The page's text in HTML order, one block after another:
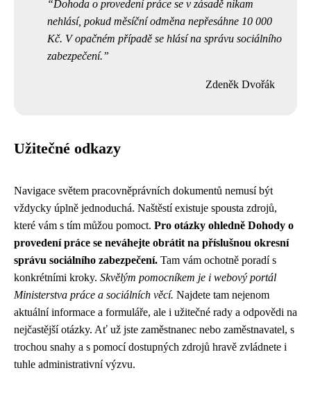
Dohoda o provedení práce se v zásadě nikam
nehlásí, pokud měsíční odměna nepřesáhne 10 000
Kč. V opačném případě se hlásí na správu sociálního
zabezpečení.
Zdeněk Dvořák
Užitečné odkazy
Navigace světem pracovněprávních dokumentů nemusí být
vždycky úplně jednoduchá. Naštěstí existuje spousta zdrojů,
které vám s tím můžou pomoct. Pro otázky ohledně Dohody o
provedení práce se neváhejte obrátit na příslušnou okresní
správu sociálního zabezpečení. Tam vám ochotně poradí s
konkrétními kroky. Skvělým pomocníkem je i webový portál
Ministerstva práce a sociálních věcí. Najdete tam nejenom
aktuální informace a formuláře, ale i užitečné rady a odpovědi na
nejčastější otázky. Ať už jste zaměstnanec nebo zaměstnavatel, s
trochou snahy a s pomocí dostupných zdrojů hravě zvládnete i
tuhle administrativní výzvu.